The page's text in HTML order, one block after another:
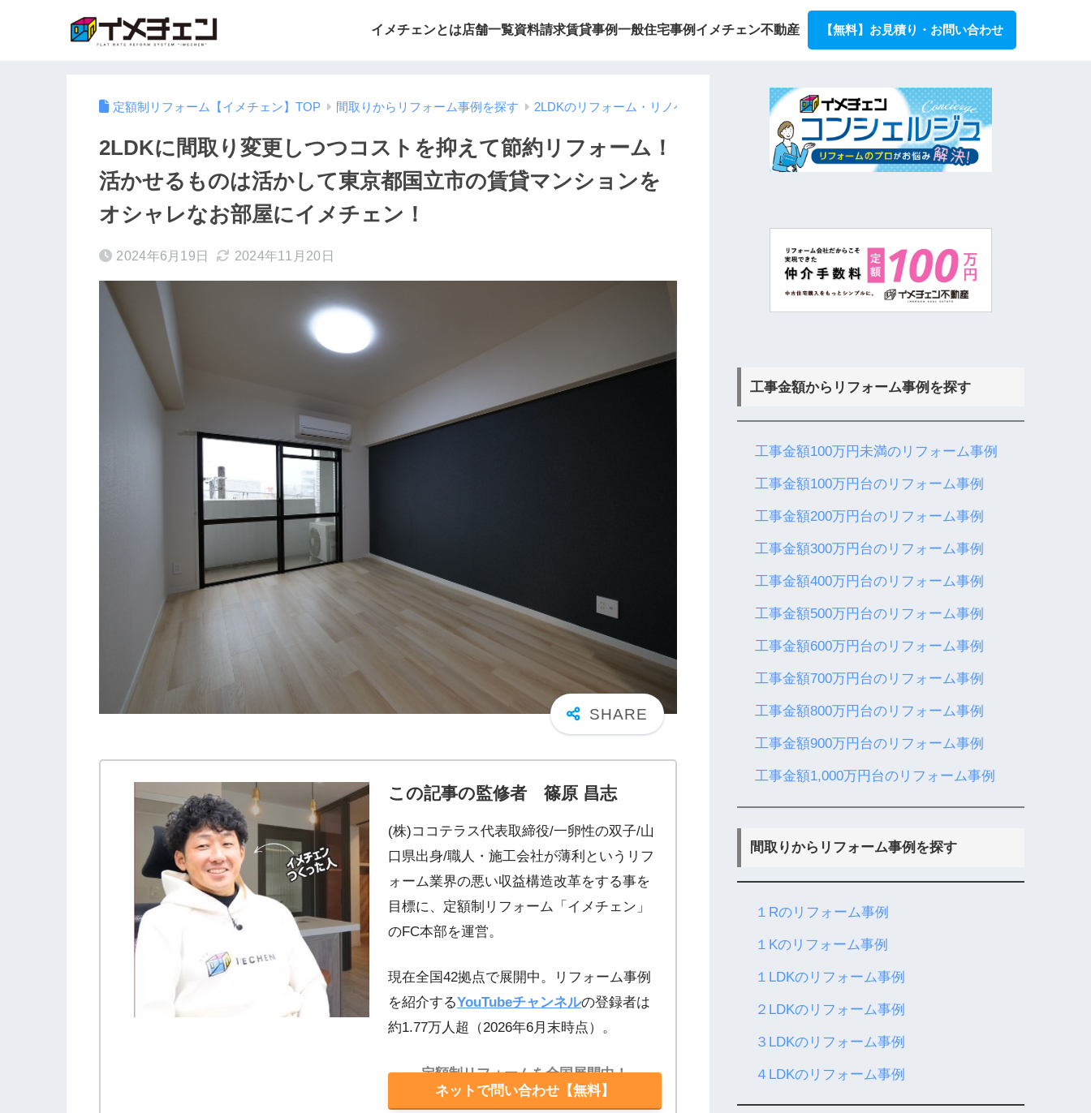
イメチェンとは店舗一覧資料請求賃貸事例一般住宅事例 イメチェン不動産 【無料】お見積り・お問い合わせ
定額制リフォーム【イメチェン】TOP 間取りからリフォーム事例を探す 2LDKのリフォーム・リノベーション事例とリフォーム費用
2LDKに間取り変更しつつコストを抑えて節約リフォーム！
活かせるものは活かして東京都国立市の賃貸マンションを
オシャレなお部屋にイメチェン！
2024年6月19日 2024年11月20日
この記事の監修者 篠原 昌志
(株)ココテラス代表取締役/一卵性の双子/山
口県出身/職人・施工会社が薄利というリフ
ォーム業界の悪い収益構造改革をする事を
目標に、定額制リフォーム「イメチェン」
のFC本部を運営。
現在全国42拠点で展開中。リフォーム事例
を紹介するYouTubeチャンネルの登録者は
約1.77万人超（2026年6月末時点）。
定額制リフォームを全国展開中！
ネットで問い合わせ【無料】
工事金額からリフォーム事例を探す
工事金額100万円未満のリフォーム事例
工事金額100万円台のリフォーム事例
工事金額200万円台のリフォーム事例
工事金額300万円台のリフォーム事例
工事金額400万円台のリフォーム事例
工事金額500万円台のリフォーム事例
工事金額600万円台のリフォーム事例
工事金額700万円台のリフォーム事例
工事金額800万円台のリフォーム事例
工事金額900万円台のリフォーム事例
工事金額1,000万円台のリフォーム事例
間取りからリフォーム事例を探す
１Rのリフォーム事例
１Kのリフォーム事例
１LDKのリフォーム事例
２LDKのリフォーム事例
３LDKのリフォーム事例
４LDKのリフォーム事例